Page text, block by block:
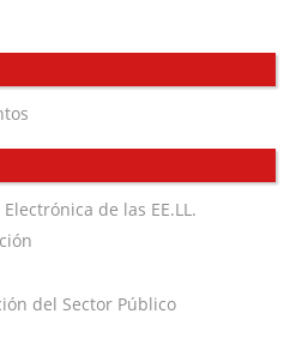
de las EE.LL.
del Sector Público